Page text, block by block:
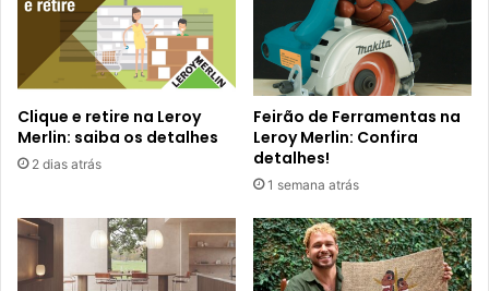
Clique e retire na Leroy
Merlin: saiba os detalhes
2 dias atrás
Feirão de Ferramentas na
Leroy Merlin: Confira
detalhes!
1 semana atrás